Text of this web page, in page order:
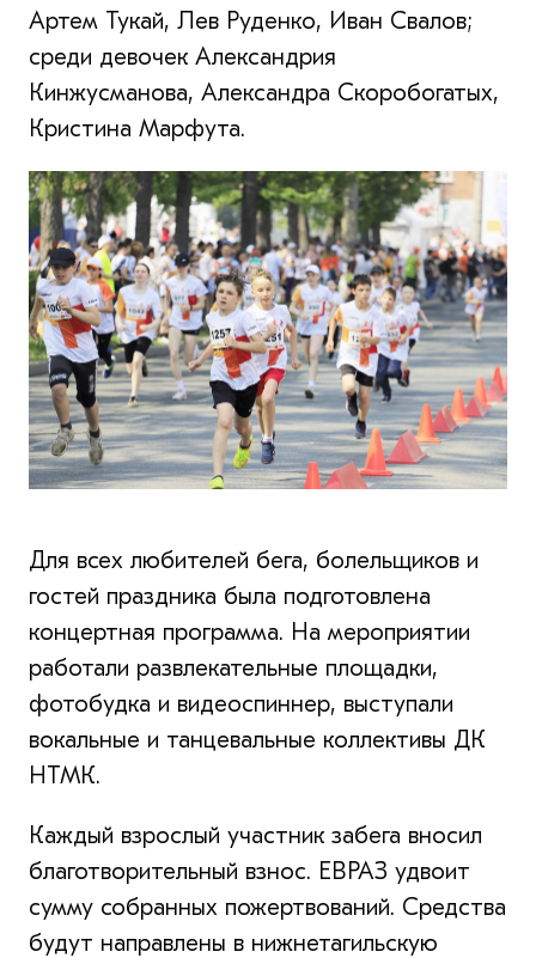
Артем Тукай, Лев Руденко, Иван Свалов;
среди девочек Александрия
Кинжусманова, Александра Скоробогатых,
Кристина Марфута.
Для всех любителей бега, болельщиков и
гостей праздника была подготовлена
концертная программа. На мероприятии
работали развлекательные площадки,
фотобудка и видеоспиннер, выступали
вокальные и танцевальные коллективы ДК
НТМК.
Каждый взрослый участник забега вносил
благотворительный взнос. ЕВРАЗ удвоит
сумму собранных пожертвований. Средства
будут направлены в нижнетагильскую